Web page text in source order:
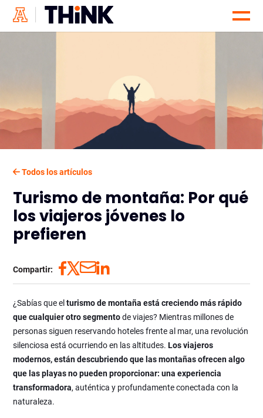
Todos los artículos
Turismo de montaña: Por qué
los viajeros jóvenes lo
prefieren
Compartir:
¿Sabías que elturismo de montaña está creciendo más rápido
que cualquier otro segmentode viajes? Mientras millones de
personas siguen reservando hoteles frente al mar, una revolución
silenciosa está ocurriendo en las altitudes. Los viajeros
modernos, están descubriendo que las montañas ofrecen algo
que las playas no pueden proporcionar: una experiencia
transformadora, auténtica y profundamente conectada con la
naturaleza.